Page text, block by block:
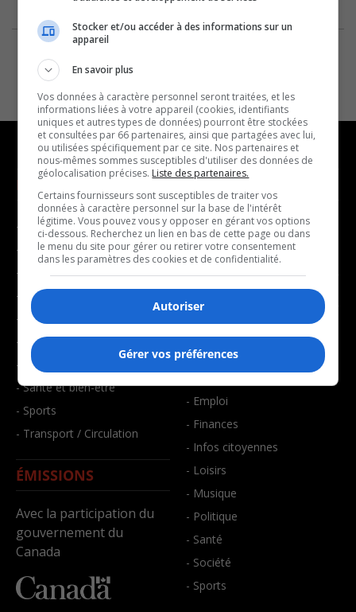
NOUVELLES
- Affaires municipales
- Communauté / Social
- Culture
- Économie
- Éducation
- Environnement
- Faits divers
- Santé et bien-être
- Sports
- Transport / Circulation
ÉMISSIONS
Avec la participation du
gouvernement du
Canada
MUSIQUE
- Décompte franco
- Joué récemment
BALADOS
- Art de vivre
- Emploi
- Finances
- Infos citoyennes
- Loisirs
- Musique
- Politique
- Santé
- Société
- Sports
Stocker et/ou accéder à des informations sur un
appareil
En savoir plus
Vos données à caractère personnel seront traitées, et les
informations liées à votre appareil (cookies, identifiants
uniques et autres types de données) pourront être stockées
et consultées par 66 partenaires, ainsi que partagées avec lui,
ou utilisées spécifiquement par ce site. Nos partenaires et
nous-mêmes sommes susceptibles d'utiliser des données de
géolocalisation précises. Liste des partenaires.
Certains fournisseurs sont susceptibles de traiter vos
données à caractère personnel sur la base de l'intérêt
légitime. Vous pouvez vous y opposer en gérant vos options
ci-dessous. Recherchez un lien en bas de cette page ou dans
le menu du site pour gérer ou retirer votre consentement
dans les paramètres des cookies et de confidentialité.
Autoriser
Gérer vos préférences